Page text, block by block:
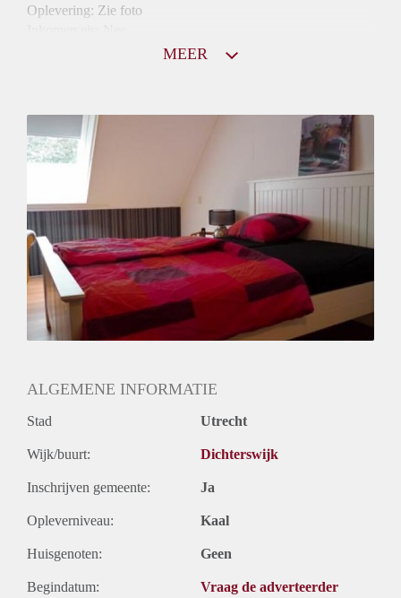
Oplevering: Zie foto
Gedeelde Douche: Ja
Gedeelde woonkamer: Ja
Huisgenoten: Ja
Geslacht huisgenoten: Gemengd
MEER
ALGEMENE INFORMATIE
Stad Utrecht
Wijk/buurt: Dichterswijk
Inschrijven gemeente: Ja
Opleverniveau: Kaal
Huisgenoten: Geen
Begindatum: Vraag de adverteerder